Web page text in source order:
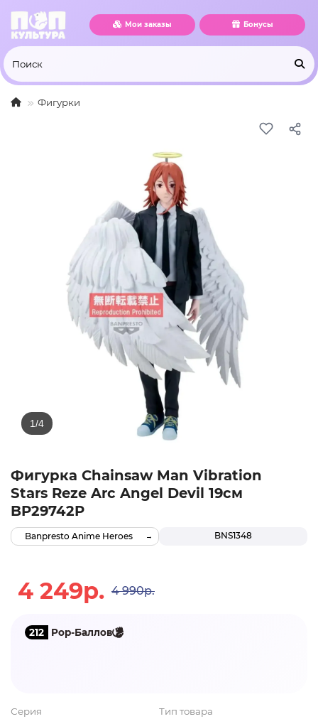
Мои заказы Бонусы
Фигурки
Фигурка Chainsaw Man Vibration
Stars Reze Arc Angel Devil 19см
BP29742P
BNS1348
Banpresto Anime Heroes
4 249р. 4 990р.
212 Pop-Баллов
Серия Тип товара